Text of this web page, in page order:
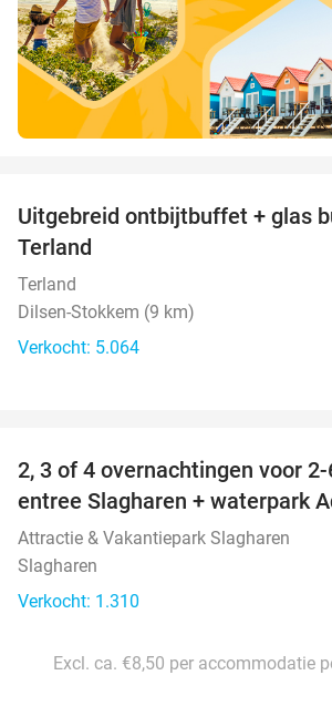
Uitgebreid ontbijtbuffet + glas
Terland
Terland
Dilsen-Stokkem (9 km)
Verkocht: 5.064
2, 3 of 4 overnachtingen voor
entree Slagharen + waterpark
Attractie & Vakantiepark Slagharen
Slagharen
Verkocht: 1.310
Excl. ca. €8,50 per accommodatie